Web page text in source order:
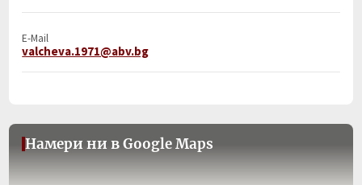
E-Mail
valcheva.1971@abv.bg
Намери ни в Google Maps